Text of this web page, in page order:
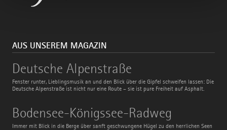
AUS UNSEREM MAGAZIN
Deutsche Alpenstraße
Fenster runter, Lieblingsmusik an und den Blick über die Gipfel schweifen lassen: Die
Deutsche Alpenstraße ist nicht nur eine Route – sie ist pure Freiheit auf Asphalt.
Deutsche
Alpenstraße
Bodensee-Königssee-Radweg
Immer mit Blick in die Berge über sanft geschwungene Hügel zu den herrlichen Seen
Bodensee-
Königssee-
Radweg